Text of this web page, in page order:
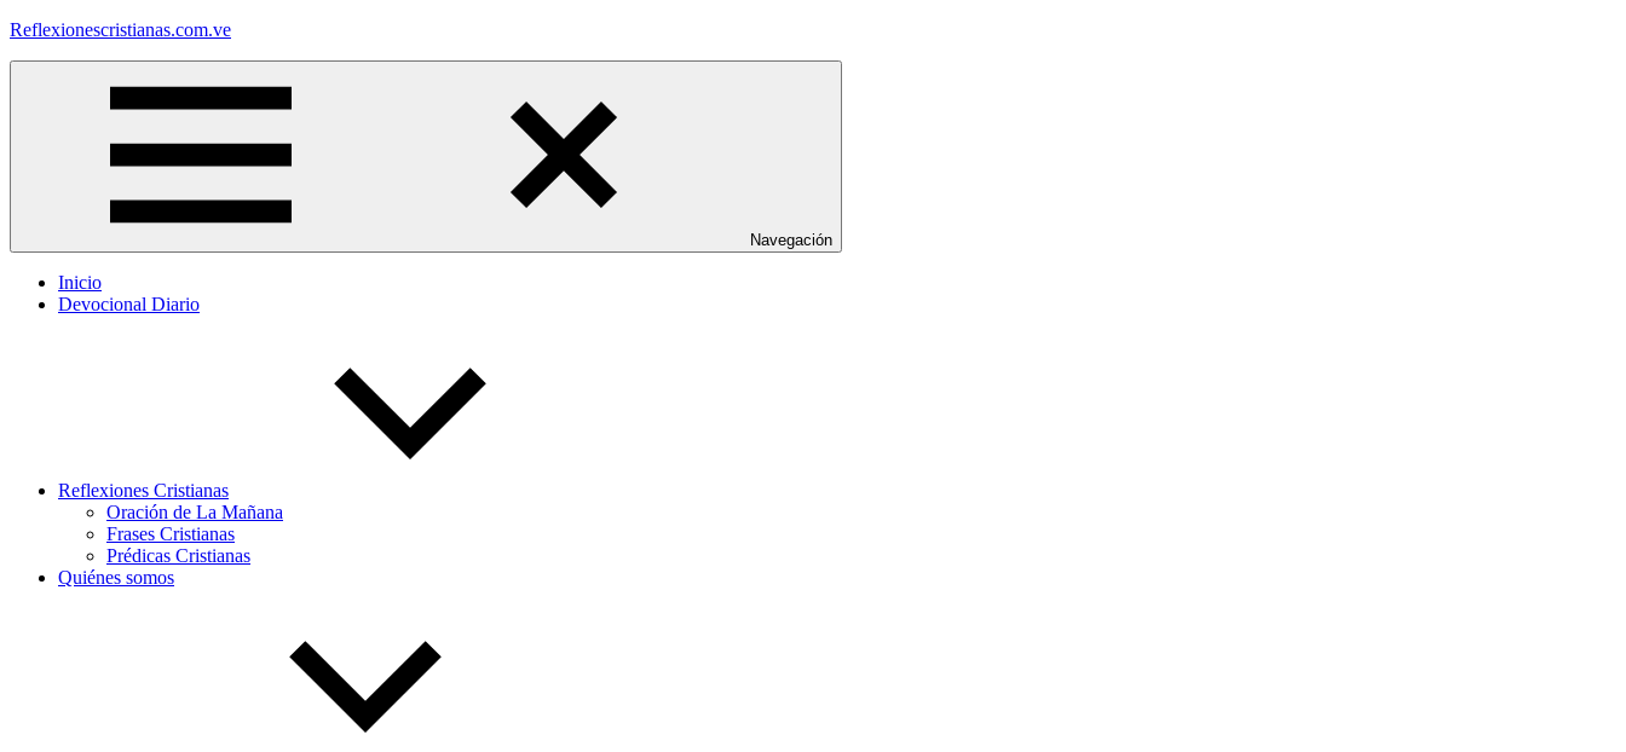
Saltar
Reflexionescristianas.com.ve
Navegación
Inicio
Devocional Diario
Reflexiones Cristianas
Oración de La Mañana
Frases Cristianas
Prédicas Cristianas
Quiénes somos